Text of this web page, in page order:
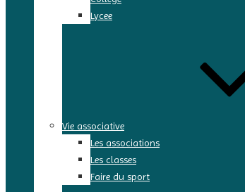
Lycee
Vie associative
Les associations
Les classes
Faire du sport